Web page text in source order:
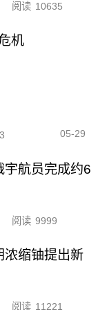
阅读 10635
机
05-29
宇航员完成约6
阅读 9999
浓缩铀提出新
阅读 11221